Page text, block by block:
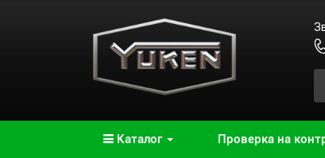
Каталог Проверка на